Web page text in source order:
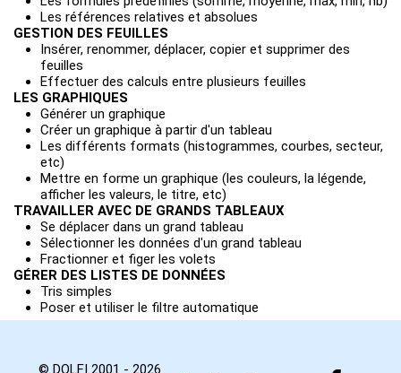
Les références relatives et absolues
GESTION DES FEUILLES
Insérer, renommer, déplacer, copier et supprimer des
feuilles
Effectuer des calculs entre plusieurs feuilles
LES GRAPHIQUES
Générer un graphique
Créer un graphique à partir d'un tableau
Les différents formats (histogrammes, courbes, secteur,
etc)
Mettre en forme un graphique (les couleurs, la légende,
afficher les valeurs, le titre, etc)
TRAVAILLER AVEC DE GRANDS TABLEAUX
Se déplacer dans un grand tableau
Sélectionner les données d'un grand tableau
Fractionner et figer les volets
GÉRER DES LISTES DE DONNÉES
Tris simples
Poser et utiliser le filtre automatique
© DOLFI 2001 - 2026